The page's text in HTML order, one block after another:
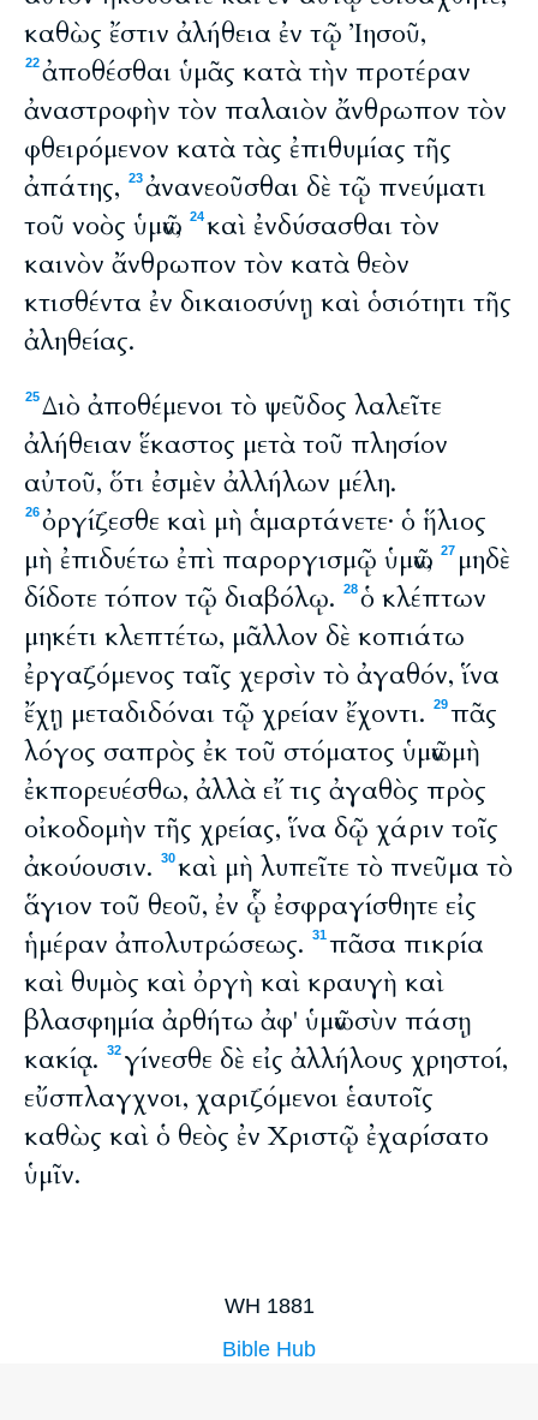
καθὼς ἔστιν ἀλήθεια ἐν τῷ Ἰησοῦ,
22ἀποθέσθαι ὑμᾶς κατὰ τὴν προτέραν
ἀναστροφὴν τὸν παλαιὸν ἄνθρωπον τὸν
φθειρόμενον κατὰ τὰς ἐπιθυμίας τῆς
ἀπάτης,
23ἀνανεοῦσθαι δὲ τῷ πνεύματι
τοῦ νοὸς ὑμῶν, 24καὶ ἐνδύσασθαι τὸν
καινὸν ἄνθρωπον τὸν κατὰ θεὸν
κτισθέντα ἐν δικαιοσύνῃ καὶ ὁσιότητι τῆς
ἀληθείας.
25Διὸ ἀποθέμενοι τὸ ψεῦδος λαλεῖτε
ἀλήθειαν ἕκαστος μετὰ τοῦ πλησίον
αὐτοῦ, ὅτι ἐσμὲν ἀλλήλων μέλη.
26ὀργίζεσθε καὶ μὴ ἁμαρτάνετε· ὁ ἥλιος
μὴ ἐπιδυέτω ἐπὶ παροργισμῷ ὑμῶν, 27 μηδὲ
δίδοτε τόπον τῷ διαβόλῳ.
28ὁ κλέπτων
μηκέτι κλεπτέτω, μᾶλλον δὲ κοπιάτω
ἐργαζόμενος ταῖς χερσὶν τὸ ἀγαθόν, ἵνα
ἔχῃ μεταδιδόναι τῷ χρείαν ἔχοντι.
29πᾶς
λόγος σαπρὸς ἐκ τοῦ στόματος ὑμῶν μὴ
ἐκπορευέσθω, ἀλλὰ εἴ τις ἀγαθὸς πρὸς
οἰκοδομὴν τῆς χρείας, ἵνα δῷ χάριν τοῖς
ἀκούουσιν.
30καὶ μὴ λυπεῖτε τὸ πνεῦμα τὸ
ἅγιον τοῦ θεοῦ, ἐν ᾧ ἐσφραγίσθητε εἰς
ἡμέραν ἀπολυτρώσεως.
31πᾶσα πικρία
καὶ θυμὸς καὶ ὀργὴ καὶ κραυγὴ καὶ
βλασφημία ἀρθήτω ἀφ' ὑμῶν σὺν πάσῃ
κακίᾳ.
32 γίνεσθε δὲ εἰς ἀλλήλους χρηστοί,
εὔσπλαγχνοι, χαριζόμενοι ἑαυτοῖς
καθὼς καὶ ὁ θεὸς ἐν Χριστῷ ἐχαρίσατο
ὑμῖν.
WH 1881
Bible Hub